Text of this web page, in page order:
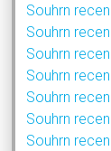
Souhrn
Souhrn
Souhrn
Souhrn
Souhrn
Souhrn
Souhrn